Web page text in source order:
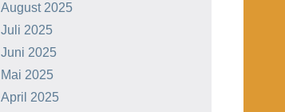
August 2025
Juli 2025
Juni 2025
Mai 2025
April 2025